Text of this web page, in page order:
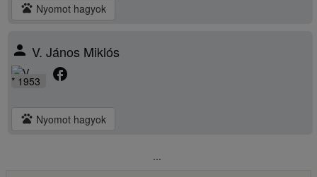
pets Nyomot hagyok
person V. János Miklós
* 1953 facebook
pets Nyomot hagyok
...